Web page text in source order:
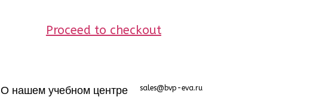
Proceed to checkout
О нашем учебном центре sales@bvp-eva.ru